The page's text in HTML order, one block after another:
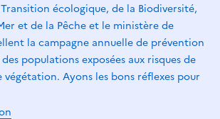
écologique, de la Biodiversité,
et de la Pêche et le ministère de
la campagne annuelle de prévention
populations exposées aux risques de
Ayons les bons réflexes pour